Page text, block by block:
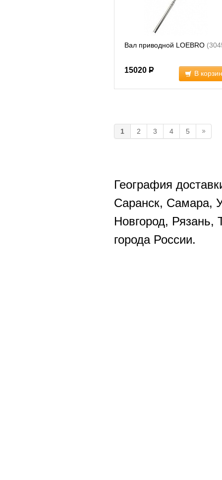
Вал приводной LOEBRO
15020 Р В
1 2 3 4 5
География
Саранск, Самара,
Новгород, Рязань,
города России.